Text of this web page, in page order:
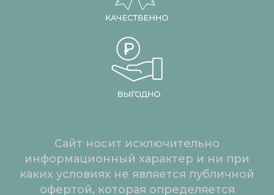
Сайт носит исключительно
информационный характер и ни при
каких условиях не является публичной
офертой, которая определяется